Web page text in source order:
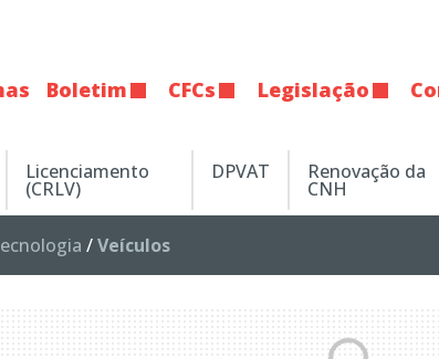
Boletim CFCs Legislação
Licenciamento
(CRLV)
DPVAT Renovação da
CNH
/Veículos